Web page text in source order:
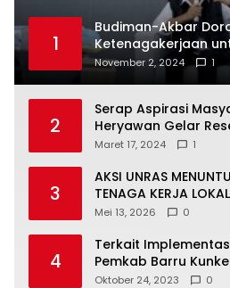
1
Budiman-Akbar
Ketenagakerjaan
Timur, Juru Bicara:
November 2, 2024 1
2
Serap Aspirasi
Heryawan Gelar
Maret 17, 2024 1
3
AKSI UNRAS
TENAGA KERJA
NUGRAHA LESTARI
Mei 13, 2026 0
4
Terkait
Pemkab Barru
Oktober 24, 2023 0